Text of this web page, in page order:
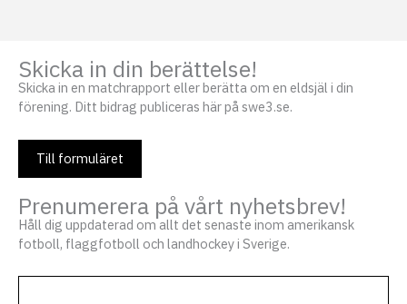
Skicka in din berättelse!
Skicka in en matchrapport eller berätta om en eldsjäl i din
förening. Ditt bidrag publiceras här på swe3.se.
Till formuläret
Prenumerera på vårt nyhetsbrev!
Håll dig uppdaterad om allt det senaste inom amerikansk
fotboll, flaggfotboll och landhockey i Sverige.